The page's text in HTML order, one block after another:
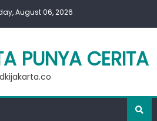
August 06, 2026
PUNYA CERITA
dkijakarta.co